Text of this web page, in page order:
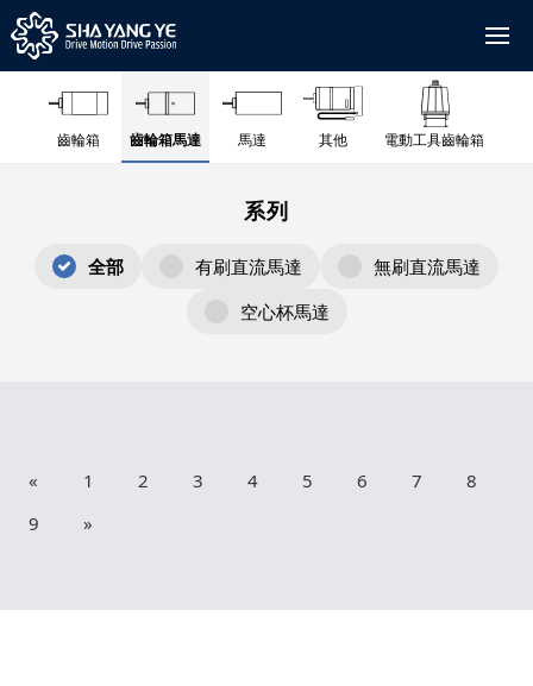
齒輪箱 齒輪箱馬達 馬達 其他 電動工具齒輪箱
系列
全部 有刷直流馬達
無刷直流馬達
空心杯馬達
« 1 2 3 4 5 6 7
8
9
»